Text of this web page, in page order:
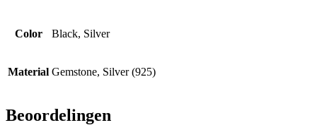
Color Black, Silver
Material Gemstone, Silver (925)
Beoordelingen